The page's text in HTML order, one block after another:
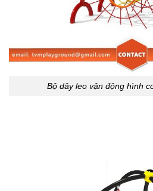
Bộ dây leo vận động hình